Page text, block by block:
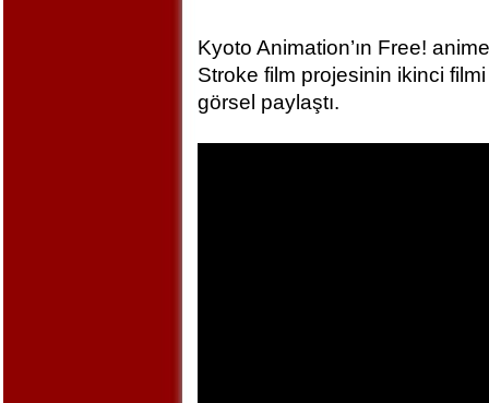
Kyoto Animation’ın Free!
Stroke film projesinin ikinci
görsel paylaştı.